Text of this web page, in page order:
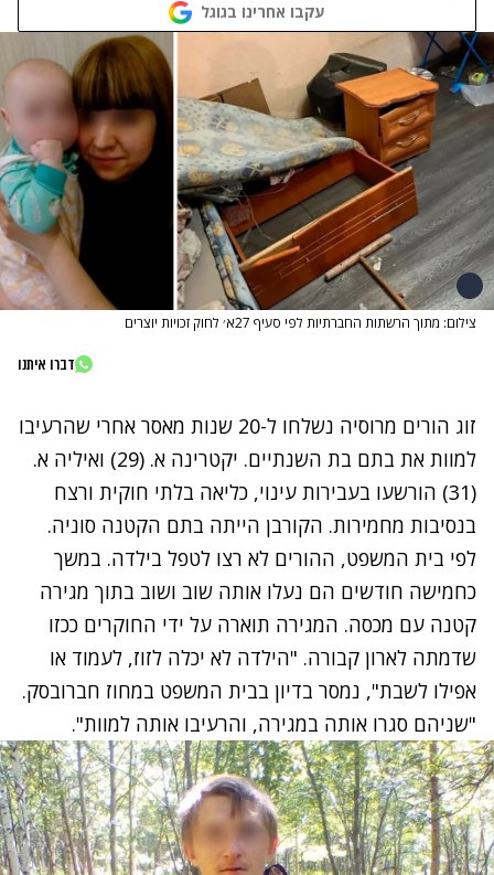
עקבו אחרינו בגוגל
צילום: מתוך הרשתות החברתיות לפי סעיף 27א׳ לחוק זכויות יוצרים
דברו איתנו
זוג הורים מרוסיה נשלחו ל-20 שנות מאסר אחרי שהרעיבו
למוות את בתם בת השנתיים. יקטרינה א. (29) ואיליה א.
(31) הורשעו בעבירות עינוי, כליאה בלתי חוקית ורצח
בנסיבות מחמירות. הקורבן הייתה בתם הקטנה סוניה.
לפי בית המשפט, ההורים לא רצו לטפל בילדה. במשך
כחמישה חודשים הם נעלו אותה שוב ושוב בתוך מגירה
קטנה עם מכסה. המגירה תוארה על ידי החוקרים ככזו
שדמתה לארון קבורה. "הילדה לא יכלה לזוז, לעמוד או
אפילו לשבת", נמסר בדיון בבית המשפט במחוז חברובסק.
"שניהם סגרו אותה במגירה, והרעיבו אותה למוות".